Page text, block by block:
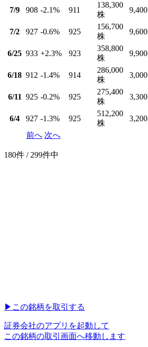
7/9 908 -2.1% 911
138,300
株
9,400
7/2 927 -0.6% 925
156,700
株
9,600
6/25 933 +2.3% 923
358,800
株
9,900
6/18 912 -1.4% 914
286,000
株
3,000
6/11 925 -0.2% 925
275,400
株
3,300
6/4 927 -1.3% 925
512,200
株
3,200
前へ 次へ
180件 / 299件中
▶︎ この銘柄を取引する
証券会社のアプリを起動して
この銘柄の取引画面へ移動します